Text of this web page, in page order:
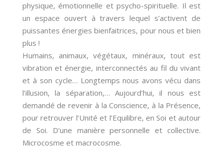
physique, émotionnelle et psycho-spirituelle. Il est
un espace ouvert à travers lequel s’activent de
puissantes énergies bienfaitrices, pour nous et bien
plus !
Humains, animaux, végétaux, minéraux, tout est
vibration et énergie, interconnectés au fil du vivant
et à son cycle… Longtemps nous avons vécu dans
l’illusion, la séparation,… Aujourd’hui, il nous est
demandé de revenir à la Conscience, à la Présence,
pour retrouver l’Unité et l’Equilibre, en Soi et autour
de Soi. D’une manière personnelle et collective.
Microcosme et macrocosme.